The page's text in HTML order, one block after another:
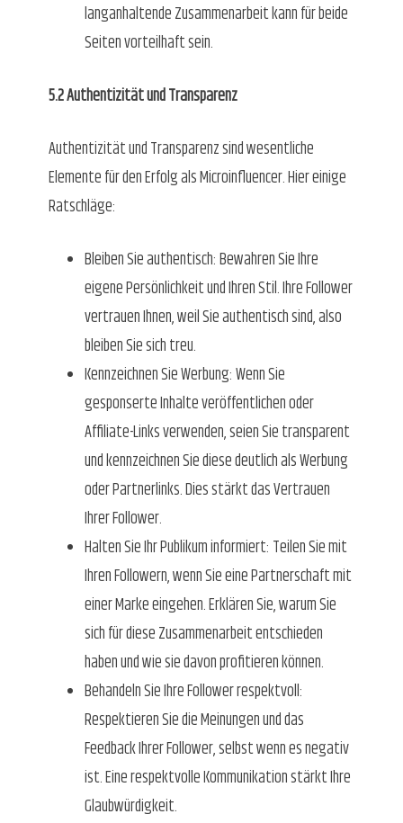
langanhaltende Zusammenarbeit kann für beide
Seiten vorteilhaft sein.
5.2 Authentizität und Transparenz
Authentizität und Transparenz sind wesentliche
Elemente für den Erfolg als Microinfluencer. Hier einige
Ratschläge:
Bleiben Sie authentisch: Bewahren Sie Ihre
eigene Persönlichkeit und Ihren Stil. Ihre Follower
vertrauen Ihnen, weil Sie authentisch sind, also
bleiben Sie sich treu.
Kennzeichnen Sie Werbung: Wenn Sie
gesponserte Inhalte veröffentlichen oder
Affiliate-Links verwenden, seien Sie transparent
und kennzeichnen Sie diese deutlich als Werbung
oder Partnerlinks. Dies stärkt das Vertrauen
Ihrer Follower.
Halten Sie Ihr Publikum informiert: Teilen Sie mit
Ihren Followern, wenn Sie eine Partnerschaft mit
einer Marke eingehen. Erklären Sie, warum Sie
sich für diese Zusammenarbeit entschieden
haben und wie sie davon profitieren können.
Behandeln Sie Ihre Follower respektvoll:
Respektieren Sie die Meinungen und das
Feedback Ihrer Follower, selbst wenn es negativ
ist. Eine respektvolle Kommunikation stärkt Ihre
Glaubwürdigkeit.